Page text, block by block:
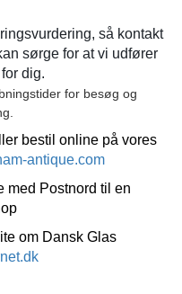
så kontakt
sørge for at vi udfører
dig.
for besøg og
bestil online på vores
antique.com
med Postnord til en
om Dansk Glas